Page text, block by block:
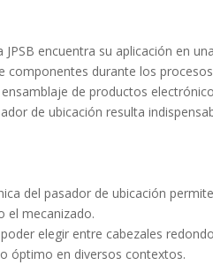
encuentra su aplicación en
componentes durante los
de productos
de ubicación resulta
del pasador de ubicación
el mecanizado.
elegir entre cabezales
óptimo en diversos contextos.